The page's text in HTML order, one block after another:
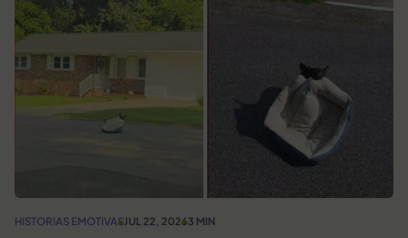
HISTORIAS EMOTIVASJUL 22, 20263 MIN